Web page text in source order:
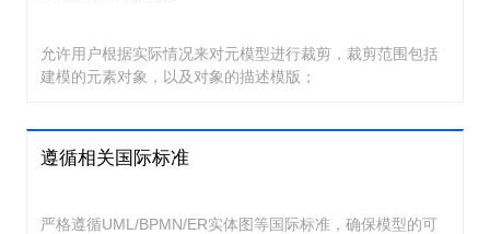
允许用户根据实际情况来对元模型进行裁剪，裁剪范围包括
建模的元素对象，以及对象的描述模版；
遵循相关国际标准
严格遵循UML/BPMN/ER实体图等国际标准，确保模型的可